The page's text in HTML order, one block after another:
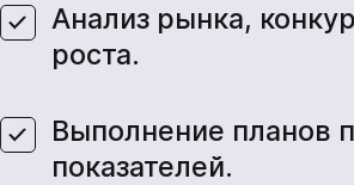
Анализ рынка,
роста.
Выполнение планов
показателей.